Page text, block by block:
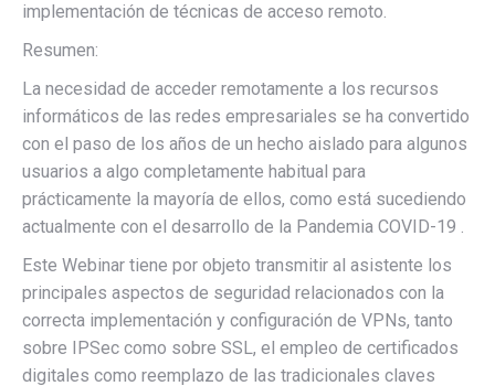
implementación de técnicas de acceso remoto.
Resumen:
La necesidad de acceder remotamente a los recursos
informáticos de las redes empresariales se ha convertido
con el paso de los años de un hecho aislado para algunos
usuarios a algo completamente habitual para
prácticamente la mayoría de ellos, como está sucediendo
actualmente con el desarrollo de la Pandemia COVID-19 .
Este Webinar tiene por objeto transmitir al asistente los
principales aspectos de seguridad relacionados con la
correcta implementación y configuración de VPNs, tanto
sobre IPSec como sobre SSL, el empleo de certificados
digitales como reemplazo de las tradicionales claves